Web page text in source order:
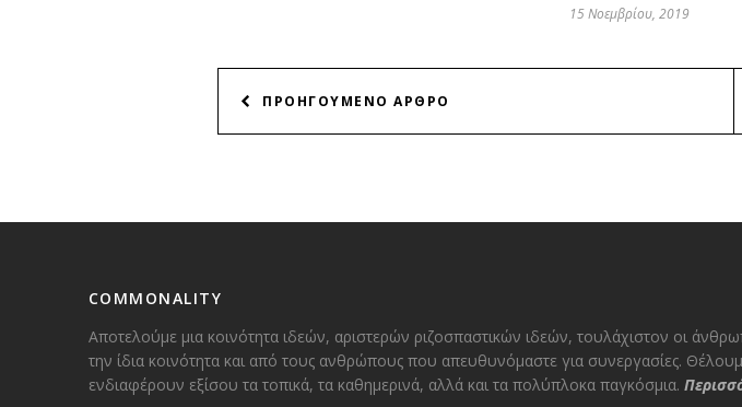
15 Νοεμβρίου, 2019
ΑΡΘΡΩΝ
ΠΡΟΗΓΟΥΜΕΝΟ ΑΡΘΡΟ
COMMONALITY
Αποτελούμε μια κοινότητα ιδεών, αριστερών ριζοσπαστικών ιδεών, τουλάχιστον οι
την ίδια κοινότητα και από τους ανθρώπους που απευθυνόμαστε για συνεργασίες.
ενδιαφέρουν εξίσου τα τοπικά, τα καθημερινά, αλλά και τα πολύπλοκα παγκόσμια.